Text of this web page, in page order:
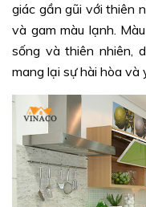
giác gần gũi với thiên
và gam màu lạnh.
sống và thiên nhiên,
mang lại sự hài hòa và